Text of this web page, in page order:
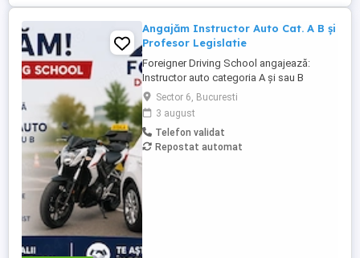
Angajăm Instructor Auto Cat. A B și
Profesor Legislatie
Foreigner Driving School angajează:
Instructor auto categoria A și sau B
Profesor de legislație rutieră Cerințe:
Atestat profesional valabil Seriozitate și
responsabilitate Abilități bune de
comunicare Experiența constituie avantaj
Oferim: Program flexibil Mediu de lucru
Sector 6, Bucuresti
3 august
Telefon validat
Repostat automat